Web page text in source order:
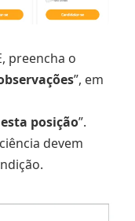
preencha o
”, em
posição”.
devem